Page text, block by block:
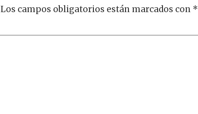
Los campos obligatorios están marcados con *